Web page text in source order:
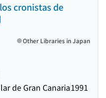
cronistas de
de Gran Canaria1991
Other Libraries in Japan